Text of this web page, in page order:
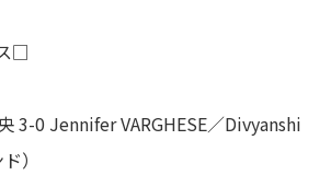
□
3-0 Jennifer VARGHESE／Divyanshi
）